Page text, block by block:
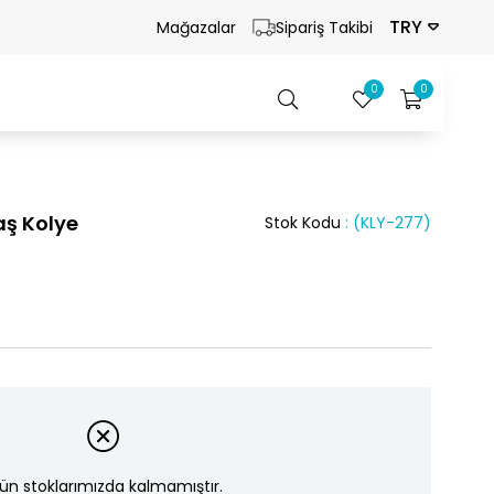
Mağazalar Sipariş Takibi TRY
0
0
Kolye (KLY-277)
Stok Kodu
stoklarımızda kalmamıştır.